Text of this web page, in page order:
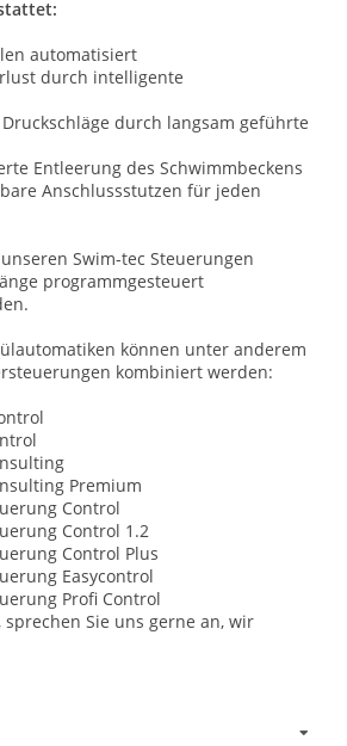
automatisiert
durch intelligente
durch langsam geführte
Entleerung des Schwimmbeckens
Anschlussstutzen für jeden
Swim-tec Steuerungen
programmgesteuert
können unter anderem
kombiniert werden:
Premium
Control
Control 1.2
Control Plus
Easycontrol
Profi Control
Sie uns gerne an, wir